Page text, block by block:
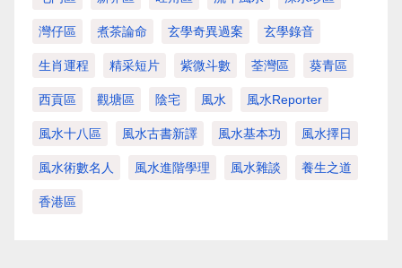
灣仔區 煮茶論命 玄學奇異過案 玄學錄音
生肖運程 精采短片 紫微斗數 荃灣區 葵青區
西貢區 觀塘區 陰宅 風水 風水Reporter
風水十八區 風水古書新譯 風水基本功 風水擇日
風水術數名人 風水進階學理 風水雜談 養生之道
香港區